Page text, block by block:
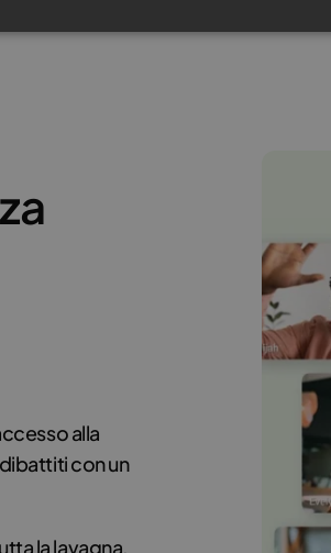
alla
con un
la lavagna.